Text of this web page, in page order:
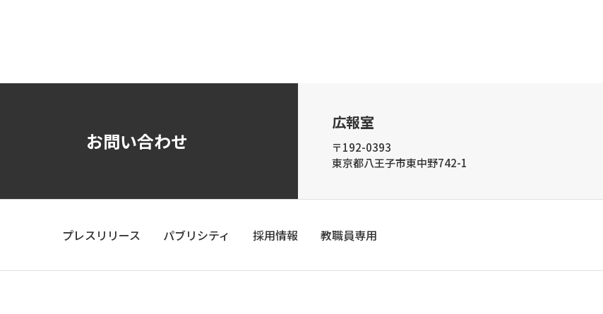
お問い合わせ
広報室
〒192-0393
東京都八王子市東中野742-1
プレスリリース パブリシティ 採用情報 教職員専用